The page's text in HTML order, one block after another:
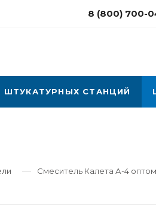
8 (800) 700-
ШТУКАТУРНЫХ СТАНЦИЙ
— Смеситель Калета А-4 оптом